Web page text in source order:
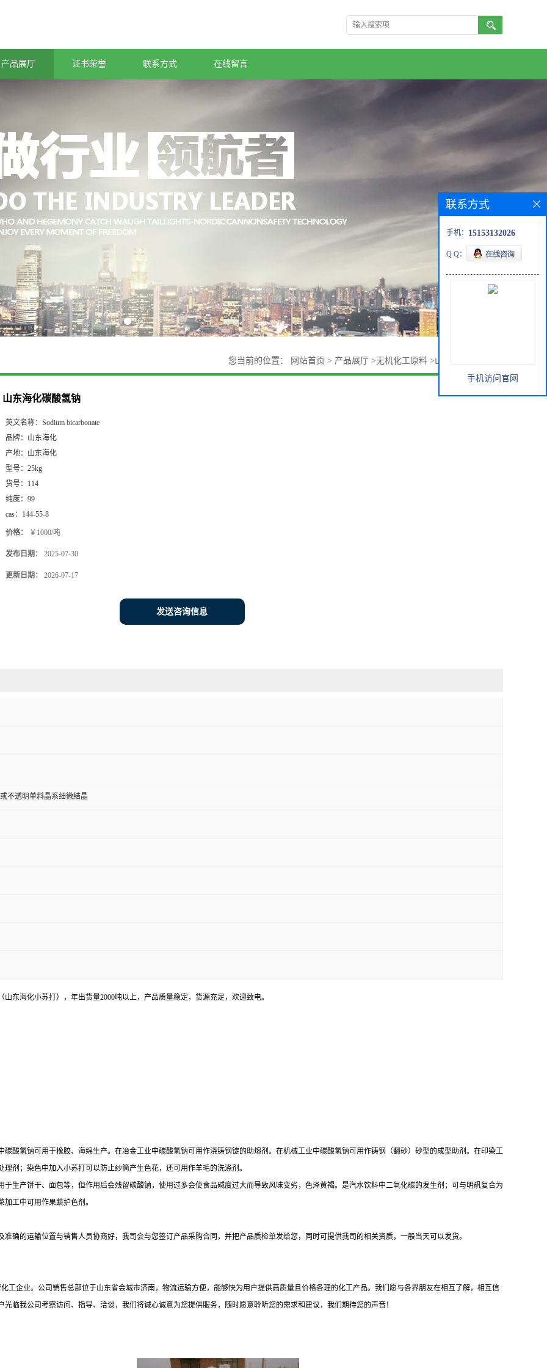
产品展厅 证书荣誉 联系方式 在线留言
您当前的位置： 网站首页 > 产品展厅 >无机化工原料 >山东海化碳酸氢钠
山东海化碳酸氢钠
英文名称： Sodium bicarbonate
品牌： 山东海化
产地： 山东海化
型号： 25kg
货号： 114
纯度： 99
cas： 144-55-8
价格： ￥1000/吨
发布日期： 2025-07-30
更新日期： 2026-07-17
发送咨询信息
不透明单斜晶系细微结晶
东海化小苏打），年出货量2000吨以上，产品质量稳定，货源充足，欢迎致电。
酸氢钠可用于橡胶、海绵生产。在冶金工业中碳酸氢钠可用作浇铸钢锭的助熔剂。在机械工业中碳酸氢钠可用作铸钢（翻砂）砂型的成型助剂。在印染工
剂；染色中加入小苏打可以防止纱筒产生色花，还可用作羊毛的洗涤剂。
生产饼干、面包等，但作用后会残留碳酸钠，使用过多会使食品碱度过大而导致风味变劣，色泽黄褐。是汽水饮料中二氧化碳的发生剂；可与明矾复合为
工中可用作果蔬护色剂。
确的运输位置与销售人员协商好，我司会与您签订产品采购合同，并把产品质检单发给您，同时可提供我司的相关资质，一般当天可以发货。
工企业。公司销售总部位于山东省会城市济南，物流运输方便，能够快为用户提供高质量且价格各理的化工产品。我们愿与各界朋友在相互了解，相互信
光临我公司考察访问、指导、洽谈，我们将诚心诚意为您提供服务，随时愿意聆听您的需求和建议，我们期待您的声音！
联系方式
手机： 15153132026
Q Q：
手机访问官网